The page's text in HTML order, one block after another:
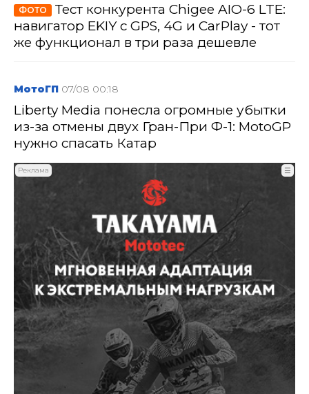
ФОТО
Тест конкурента Chigee AIO-6 LTE:
навигатор EKIY с GPS, 4G и CarPlay - тот
же функционал в три раза дешевле
МотоГП 07/08 00:18
Liberty Media понесла огромные убытки
из-за отмены двух Гран-При Ф-1: MotoGP
нужно спасать Катар
Реклама ☰